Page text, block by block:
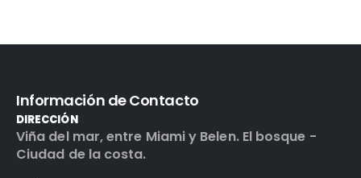
Información de Contacto
DIRECCIÓN
Viña del mar, entre Miami y Belen. El bosque -
Ciudad de la costa.